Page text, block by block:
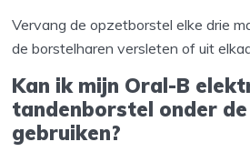
Vervang de opzetborstel elke drie
de borstelharen versleten of uit
Kan ik mijn Oral-B
tandenborstel onder de
gebruiken?